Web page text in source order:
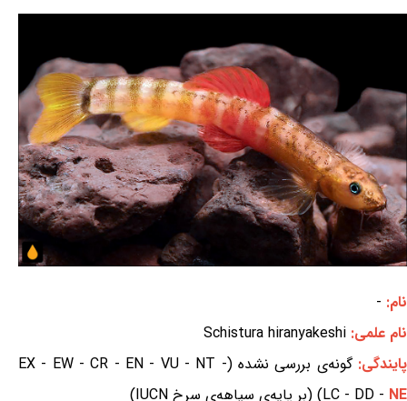
نام: -
نام علمی: Schistura hiranyakeshi
پایندگی:
گونه‌ی بررسی نشده (EX - EW - CR - EN - VU - NT -
LC - DD - NE
) (بر پایه‌ی سیاهه‌ی سرخ IUCN)